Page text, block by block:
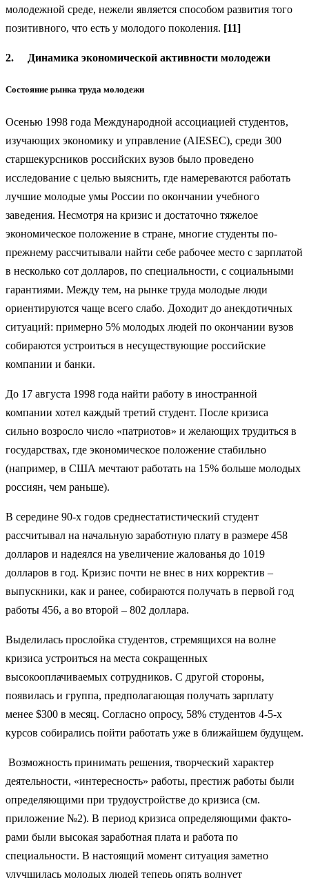
молодежной среде, нежели является способом развития того
позитивного, что есть у молодого поколения. [11]
2. Динамика экономической активности молодежи
Состояние рынка труда молодежи
Осенью 1998 года Международной ассоциацией студентов,
изучающих экономику и управление (AIESEC), среди 300
старшекурсников российских вузов было проведено
исследование с целью выяснить, где намереваются работать
лучшие молодые умы России по окончании учебного
заведения. Несмотря на кризис и достаточно тяжелое
экономическое положение в стране, многие студенты по-
прежнему рассчитывали найти себе рабочее место с зарплатой
в несколько сот долларов, по специальности, с социальными
гарантиями. Между тем, на рынке труда молодые люди
ориентируются чаще всего слабо. Доходит до анекдотичных
ситуаций: примерно 5% молодых людей по окончании вузов
собираются устроиться в несуществующие российские
компании и банки.
До 17 августа 1998 года найти работу в иностранной
компании хотел каждый третий студент. После кризиса
сильно возросло число «патриотов» и желающих трудиться в
государствах, где экономическое положение стабильно
(например, в США мечтают работать на 15% больше молодых
россиян, чем раньше).
В середине 90-х годов среднестатистический студент
рассчитывал на начальную заработную плату в размере 458
долларов и надеялся на увеличение жалованья до 1019
долларов в год. Кризис почти не внес в них корректив –
выпускники, как и ранее, собираются получать в первой год
работы 456, а во второй – 802 доллара.
Выделилась прослойка студентов, стремя­щихся на волне
кризиса устроиться на места сокращенных
высокооплачиваемых сотрудников. С другой стороны,
появилась и группа, предполагающая получать зарплату
менее $300 в месяц. Согласно опросу, 58% студентов 4-5-х
курсов собирались пойти работать уже в ближайшем будущем.
Возможность принимать решения, творческий характер
деятельности, «интересность» работы, престиж работы были
определяющими при трудоустройстве до кризиса (см.
приложение №2). В период кризиса определяющими факто­
рами были высокая заработная плата и работа по
специальности. В настоящий момент ситуация заметно
улучшилась молодых людей теперь опять волнует